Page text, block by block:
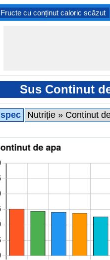
Fructe cu conținut caloric scăzut
Sus Continut
spec